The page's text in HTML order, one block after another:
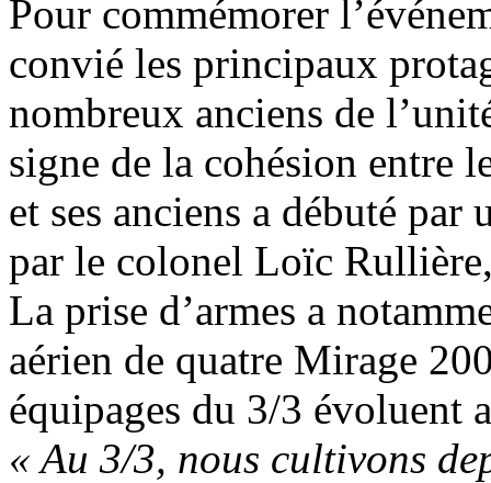
Pour commémorer
convié les principaux
nombreux anciens de
signe de la cohésion entre
et ses anciens a débuté
par le colonel Loïc
La prise d’armes a
aérien de quatre Mirage
équipages du 3/3 évoluent
« Au 3/3, nous cultivons